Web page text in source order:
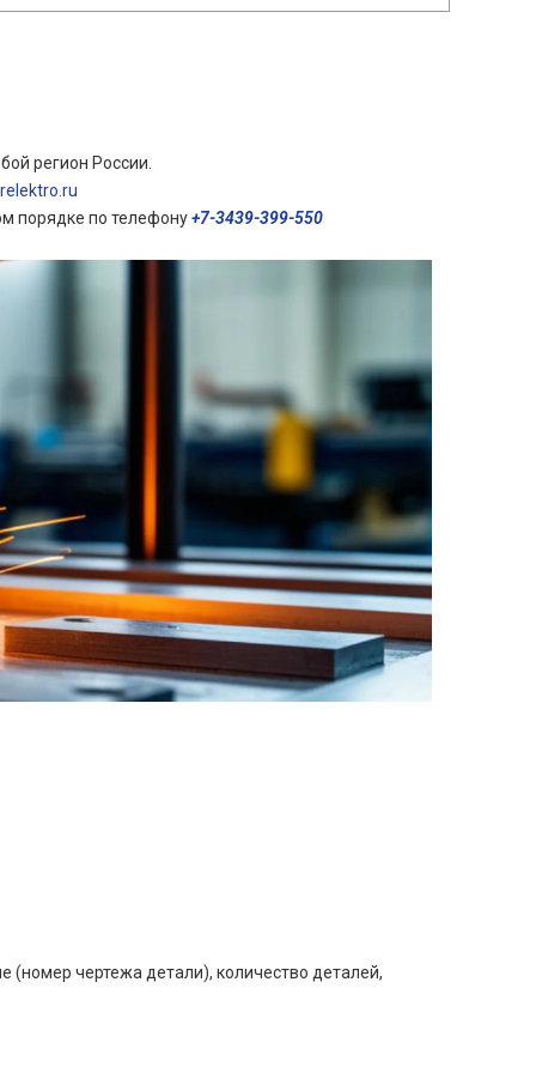
регион России.
порядке по телефону+7-3439-399-550
(номер чертежа детали), количество деталей,